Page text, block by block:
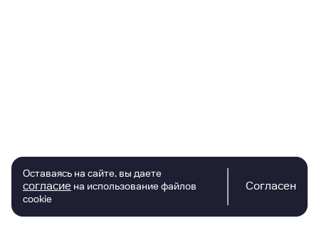
Оставаясь на сайте, вы даете
согласие на использование файлов
cookie
Согласен